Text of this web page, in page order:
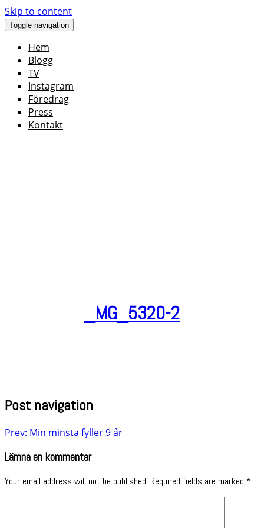
Skip to content
Toggle navigation
Hem
Blogg
TV
Instagram
Föredrag
Press
Kontakt
_MG_5320-2
Post navigation
Prev: Min minsta fyller 9 år
Lämna en kommentar
Your email address will not be published. Required fields are marked *